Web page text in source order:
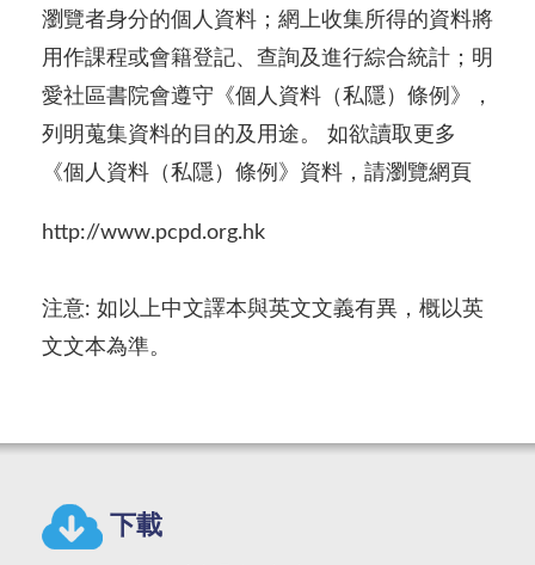
瀏覽者身分的個人資料；網上收集所得的資料將
用作課程或會籍登記、查詢及進行綜合統計；明
愛社區書院會遵守《個人資料（私隱）條例》，
列明蒐集資料的目的及用途。 如欲讀取更多
《個人資料（私隱）條例》資料，請瀏覽網頁
http://www.pcpd.org.hk
注意: 如以上中文譯本與英文文義有異，概以英
文文本為準。
下載